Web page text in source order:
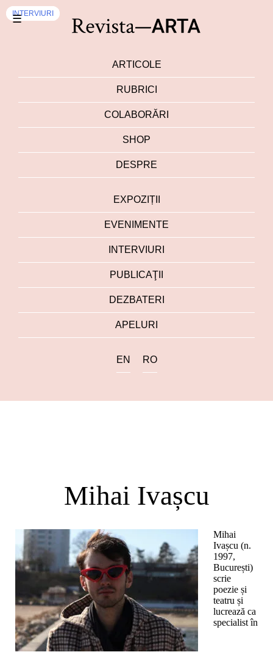
☰
ARTICOLE
RUBRICI
COLABORĂRI
SHOP
DESPRE
EXPOZIȚII
EVENIMENTE
INTERVIURI
PUBLICAŢII
DEZBATERI
APELURI
EN RO
Mihai Ivașcu
Mihai
Ivașcu (n.
1997,
București)
scrie
poezie și
teatru și
lucrează ca
specialist în
INTERVIURI
INTERVIURI